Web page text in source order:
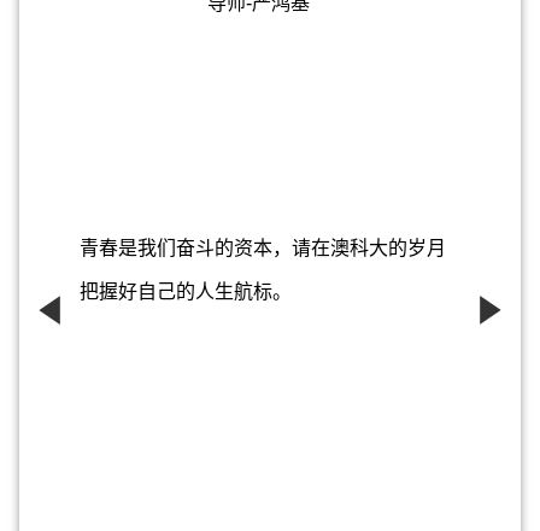
青春是我们奋斗的资本，请在澳科大的岁月
把握好自己的人生航标。